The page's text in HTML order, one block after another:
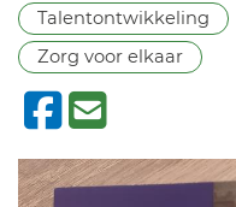
Talentontwikkeling
Zorg voor elkaar